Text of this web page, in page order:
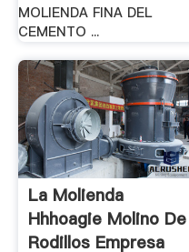
MOLIENDA FINA DEL
CEMENTO ...
La Molienda
Hhhoagie Molino De
Rodillos Empresa